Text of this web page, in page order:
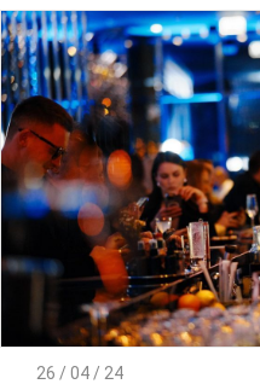
26 / 04 / 24